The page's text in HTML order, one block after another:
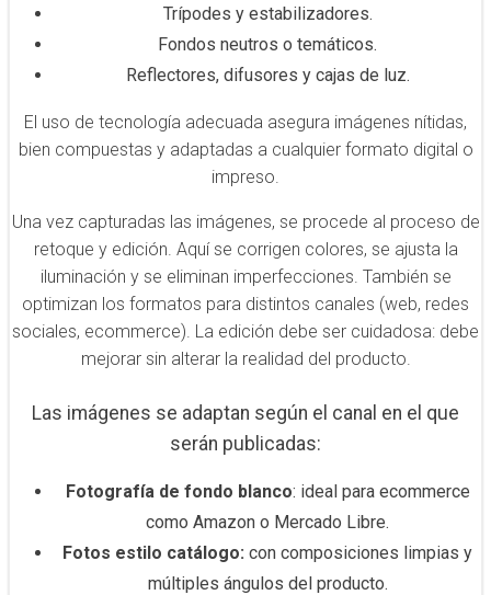
Trípodes y estabilizadores.
Fondos neutros o temáticos.
Reflectores, difusores y cajas de luz.
El uso de tecnología adecuada asegura imágenes nítidas,
bien compuestas y adaptadas a cualquier formato digital o
impreso.
Una vez capturadas las imágenes, se procede al proceso de
retoque y edición. Aquí se corrigen colores, se ajusta la
iluminación y se eliminan imperfecciones. También se
optimizan los formatos para distintos canales (web, redes
sociales, ecommerce). La edición debe ser cuidadosa: debe
mejorar sin alterar la realidad del producto.
Las imágenes se adaptan según el canal en el que
serán publicadas:
Fotografía de fondo blanco: ideal para ecommerce
como Amazon o Mercado Libre.
Fotos estilo catálogo: con composiciones limpias y
múltiples ángulos del producto.